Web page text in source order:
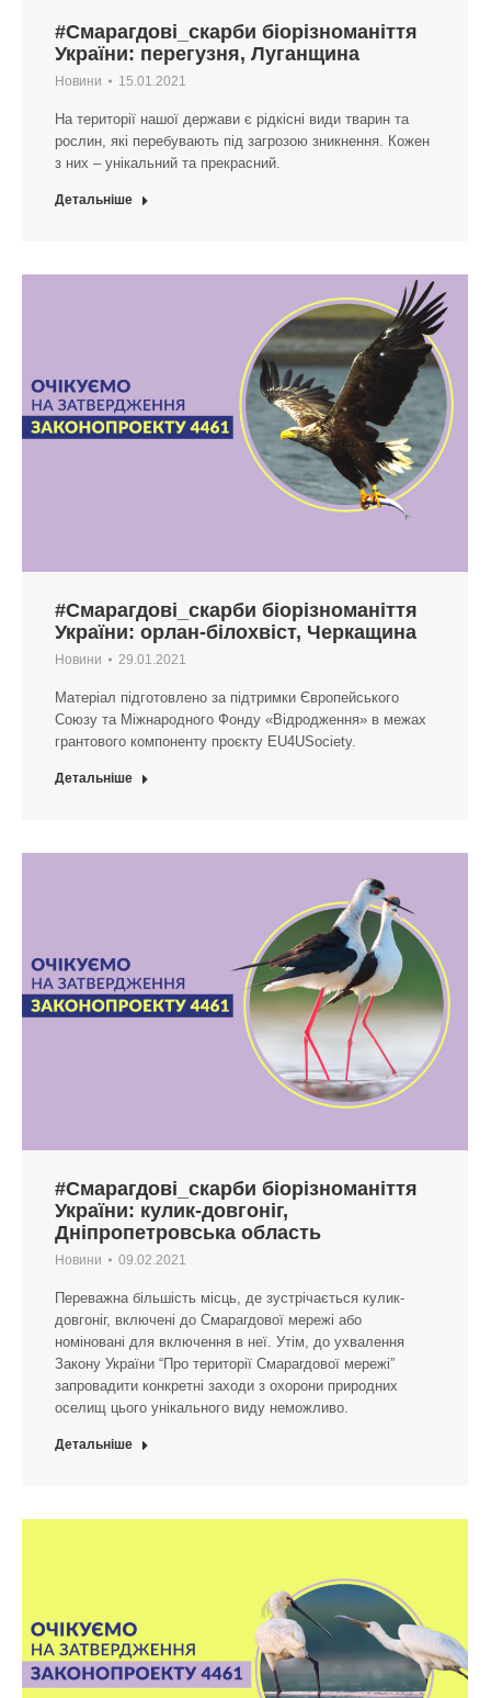
#Смарагдові_скарби біорізноманіття
України: перегузня, Луганщина
Новини 15.01.2021
На території нашої держави є рідкісні види тварин та
рослин, які перебувають під загрозою зникнення. Кожен
з них – унікальний та прекрасний.
Детальніше
#Смарагдові_скарби біорізноманіття
України: орлан-білохвіст, Черкащина
Новини 29.01.2021
Матеріал підготовлено за підтримки Європейського
Союзу та Міжнародного Фонду «Відродження» в межах
грантового компоненту проєкту EU4USociety.
Детальніше
#Смарагдові_скарби біорізноманіття
України: кулик-довгоніг,
Дніпропетровська область
Новини 09.02.2021
Переважна більшість місць, де зустрічається кулик-
довгоніг, включені до Смарагдової мережі або
номіновані для включення в неї. Утім, до ухвалення
Закону України “Про території Смарагдової мережі”
запровадити конкретні заходи з охорони природних
оселищ цього унікального виду неможливо.
Детальніше